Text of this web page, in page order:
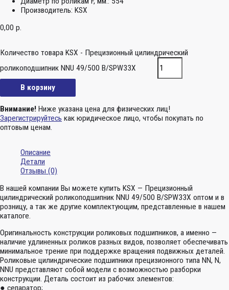
Производитель: KSX
0,00 р.
Количество товара KSX - Прецизионный цилиндрический
роликоподшипник NNU 49/500 B/SPW33X
В корзину
Внимание! Ниже указана цена для физических лиц!
Зарегистрируйтесь как юридическое лицо, чтобы покупать по
оптовым ценам.
Описание
Детали
Отзывы (0)
В нашей компании Вы можете купить KSX — Прецизионный
цилиндрический роликоподшипник NNU 49/500 B/SPW33X оптом и в
розницу, а так же другие комплектующим, представленные в нашем
каталоге.
Оригинальность конструкции роликовых подшипников, а именно —
наличие удлиненных роликов разных видов, позволяет обеспечивать
минимальное трение при поддержке вращения подвижных деталей.
Роликовые цилиндрические подшипники прецизионного типа NN, N,
NNU представляют собой модели с возможностью разборки
конструкции. Деталь состоит из рабочих элементов:
● сепаратор;